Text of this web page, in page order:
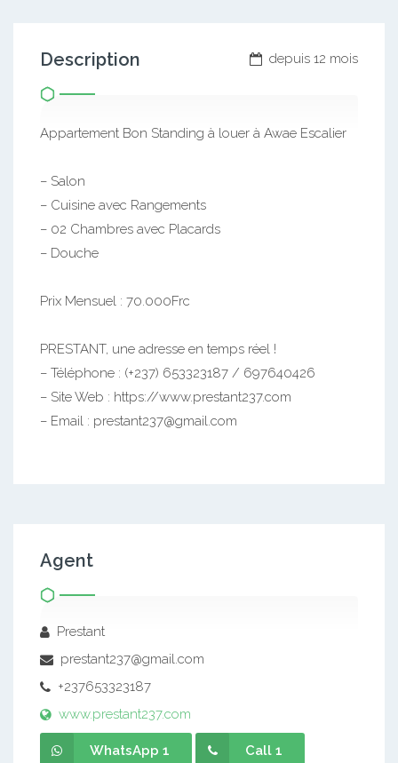
depuis 12 mois
Description
Appartement Bon Standing à louer à Awae Escalier
– Salon
– Cuisine avec Rangements
– 02 Chambres avec Placards
– Douche
Prix Mensuel : 70.000Frc
PRESTANT, une adresse en temps réel !
– Téléphone : (+237) 653323187 / 697640426
– Site Web : https://www.prestant237.com
– Email : prestant237@gmail.com
Agent
Prestant
prestant237@gmail.com
+237653323187
www.prestant237.com
WhatsApp 1 Call 1